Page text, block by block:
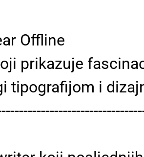
Offline
prikazuje
tipografijom i